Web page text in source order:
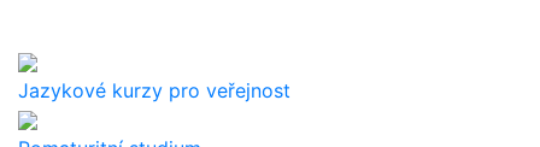
Jazykové kurzy pro veřejnost